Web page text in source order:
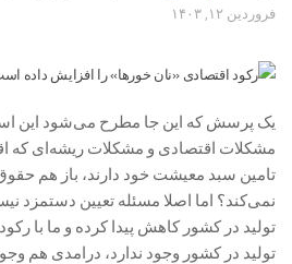
فروردین ۱۲, ۱۴۰۳
یک پرسش که این جا مطرح می‌شود این
مشکلات اقتصادی و مشکلات ریشه‌ای که
تامین سبد معیشت خود دارند، باز هم
نمی‌کند؟ اما اصلا مسئله تعیین دستمزد
تولید در کشور کاهش پیدا کرده و ما با
تولید در کشور وجود ندارد، درامدی هم